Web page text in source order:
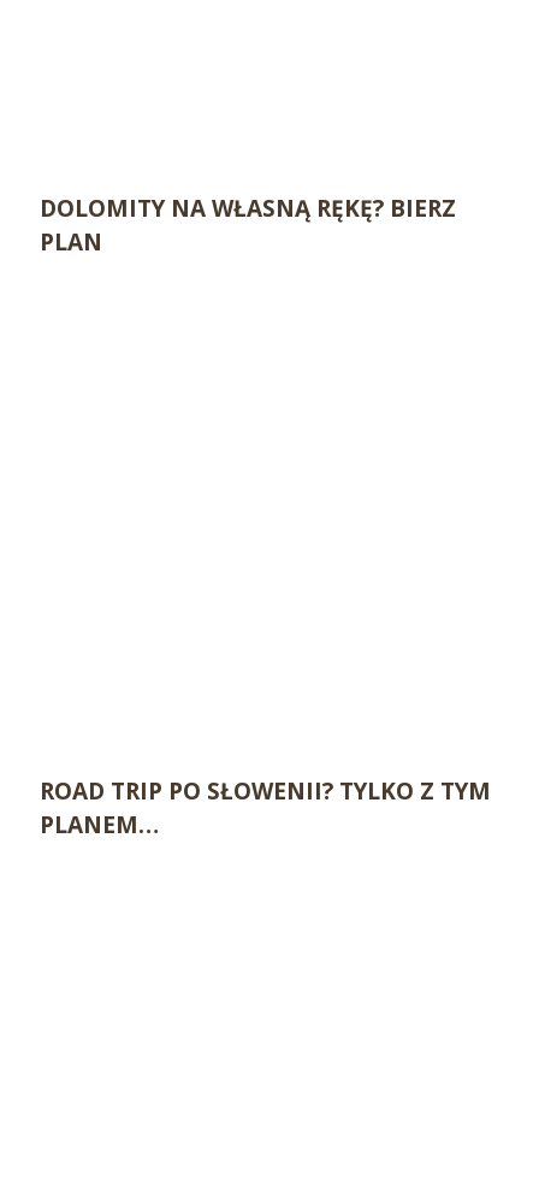
DOLOMITY NA WŁASNĄ RĘKĘ? BIERZ
PLAN
ROAD TRIP PO SŁOWENII? TYLKO Z TYM
PLANEM…